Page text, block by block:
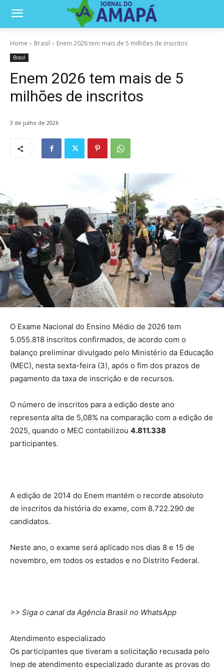
Home Brasil Enem 2026 tem mais de 5 milhões de inscritos
Brasil
Enem 2026 tem mais de 5
milhões de inscritos
3 de julho de 2026
O Exame Nacional do Ensino Médio de 2026 tem
5.055.818 inscritos confirmados, de acordo com o
balanço preliminar divulgado pelo Ministério da Educação
(MEC), nesta sexta-feira (3), após o fim dos prazos de
pagamento da taxa de inscrição e de recursos.
O número de inscritos para a edição deste ano
representa alta de 5,08% na comparação com a edição de
2025, quando o MEC contabilizou 4.811.338
participantes.
A edição de 2014 do Enem mantém o recorde absoluto
de inscritos da história do exame, com 8.722.290 de
candidatos.
Neste ano, o exame será aplicado nos dias 8 e 15 de
novembro, em todos os estados e no Distrito Federal.
>> Siga o canal da Agência Brasil no WhatsApp
Atendimento especializado
Os participantes que tiveram a solicitação recusada pelo
Inep de atendimento especializado durante as provas do